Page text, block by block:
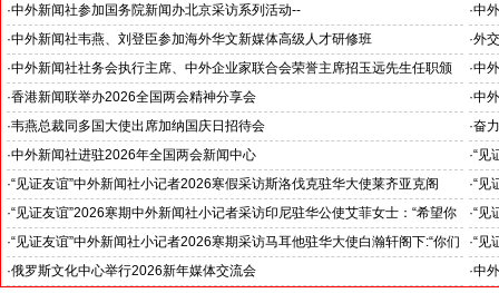
“科技创新和产业创新”中外记者见面会
见
·中外新闻社参加国务院新闻办北京采访系列活动--
小米汽车超越国际品牌
·中
北
·中外新闻社韦燕、刘登臣参加海外华文新媒体高级人才研修班 ·外
·中外新闻社社务会执行主席、中外企业家联合会荣誉主席招玉远先生任职颁
证仪式在香港举行
·中
·香港新闻联举办2026全国两会精神分享会 ·中
对
·韦燕总裁同多国大使出席加纳国庆日招待会 ·奋
--中
·中外新闻社进驻2026年全国两会新闻中心 ·“见
斯
官)”
·“见证友谊”中外新闻社小记者2026寒假采访斯洛伐克驻华大使莱齐亚克阁
下：“希望斯中两国青少年成为推动中斯关系开启新篇章”
·“见
十
·“见证友谊”2026寒期中外新闻社小记者采访印尼驻华公使艾菲女士：“希望你
们将来成为印尼和中国文化交流的使者”
·“见
奥
·“见证友谊”中外新闻社小记者2026寒期采访马耳他驻华大使白瀚轩阁下:“你们
就是中国未来的新闻发言人”
·“见
罗斯
·俄罗斯文化中心举行2026新年媒体交流会 ·中